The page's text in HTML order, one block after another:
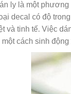
ly là một
decal có độ
và tinh tế. Việc
cách sinh